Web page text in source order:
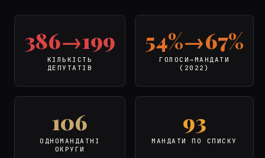
386→199
КІЛЬКІСТЬ
ДЕПУТАТІВ
54%→67%
ГОЛОСИ→МАНДАТИ
(2022)
106
ОДНОМАНДАТНІ
ОКРУГИ
93
МАНДАТИ ПО СПИСКУ